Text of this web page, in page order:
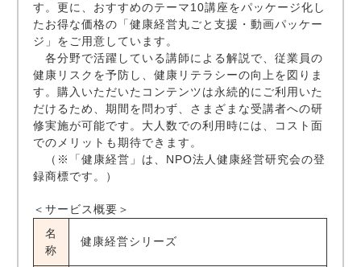
す。更に、おすすめのテーマ10講座をパッケージ化し
たお得な価格の「健康経営丸ごと支援・動画パッケー
ジ」をご用意しています。
各分野で活躍している講師による解説で、従業員の
健康リスクを予防し、健康リテラシーの向上を図りま
す。購入いただいたコンテンツは永続的にご利用いた
だけるため、期間を問わず、さまざまな受講者への研
修実施が可能です。大人数での利用時には、コスト面
でのメリットも期待できます。
（※「健康経営」は、NPO法人健康経営研究会の登
録商標です。）
＜サービス概要＞
名
称
健康経営シリーズ